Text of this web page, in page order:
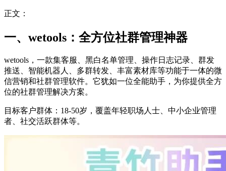
正文：
一、wetools：全方位社群管理神器
wetools，一款集客服、黑白名单管理、操作日志记录、群发
推送、智能机器人、多群转发、丰富素材库等功能于一体的微
信营销和社群管理软件。它犹如一位全能助手，为你提供全方
位的社群管理解决方案。
目标客户群体：18-50岁，覆盖年轻职场人士、中小企业管理
者、社交活跃群体等。